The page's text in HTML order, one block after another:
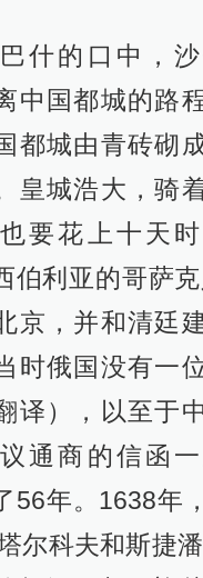
什的口中，
中国都城的路
都城由青砖砌
皇城浩大，骑
要花上十天
伯利亚的哥萨
京，并和清廷
时俄国没有一
译），以至于
通商的信函
56年。1638年
尔科夫和斯捷